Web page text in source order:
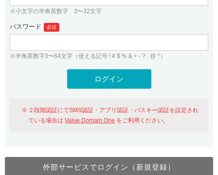
プレミアムドメイン
人気ドメインの種類
WHOIS検索
バリュードメインAPI
ドメイン・ホスティングOEM
従来のバリュードメインをご利用希望の方
Value Domainにログイン
おすすめ One レンタルサーバーを含む最新の機能を使う方
Value Domain Oneにログイン
ユーザー登録
※小文字の半角英数字 3〜32文字
パスワード 必須
※半角英数字3〜64文字（使える記号 ! # $ % & + - ? . @ ^）
２段階認証にてSMS認証・アプリ認証・パスキー認証を設定され
ている場合はValue Domain One をご利用ください。
外部サービスでログイン（新規登録）